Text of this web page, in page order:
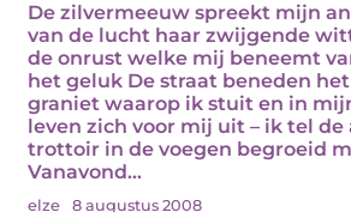
De zilvermeeuw spreekt mijn
van de lucht haar zwijgende
de onrust welke mij beneemt
het geluk De straat beneden
graniet waarop ik stuit en in
leven zich voor mij uit – ik tel de
trottoir in de voegen begroeid
Vanavond…
elze 8 augustus 2008